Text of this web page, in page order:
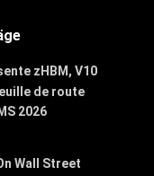
zHBM, V10
de route
2026
Wall Street